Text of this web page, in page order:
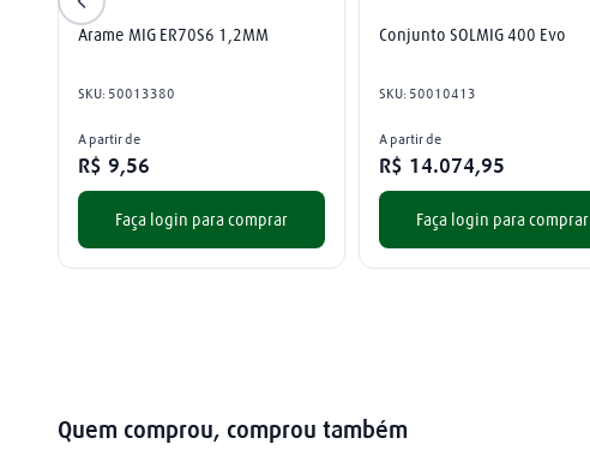
Arame MIG ER70S6 1,2MM
SKU: 50013380
A partir de
R$ 9,56
Faça login para comprar
Conjunto SOLMIG 400 Evo
SKU: 50010413
A partir de
R$ 14.074,95
Faça login para comprar
Quem comprou, comprou também